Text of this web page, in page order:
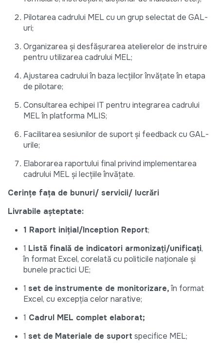
Pilotarea cadrului MEL cu un grup selectat de GAL-
uri;
Organizarea și desfășurarea atelierelor de instruire
pentru utilizarea cadrului MEL;
Ajustarea cadrului în baza lecțiilor învățate în etapa
de pilotare;
Consultarea echipei IT pentru integrarea cadrului
MEL în platforma MLIS;
Facilitarea sesiunilor de suport și feedback cu GAL-
urile;
Elaborarea raportului final privind implementarea
cadrului MEL și lecțiile învățate.
Cerințe fața de bunuri/ servicii/ lucrări
Livrabile așteptate:
1 Raport inițial/Inception Report;
1 Listă finală de indicatori armonizați/unificați,
în format Excel, corelată cu politicile naționale și
bunele practici UE;
1 set de instrumente de monitorizare,în format
Excel, cu excepția celor narative;
1 Cadrul MEL complet elaborat;
1 set de Materiale de suport specifice MEL;